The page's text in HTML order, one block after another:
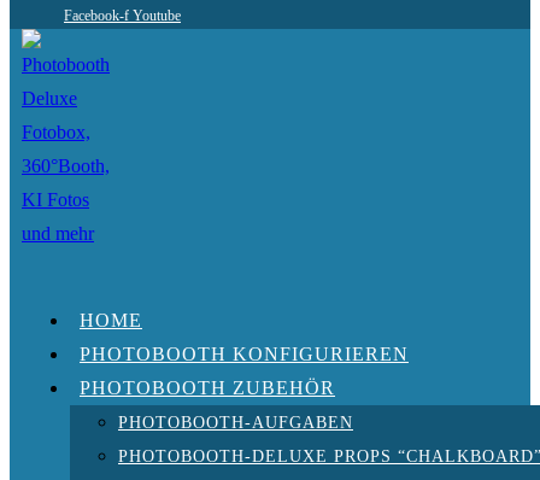
Facebook-f Youtube
HOME
PHOTOBOOTH KONFIGURIEREN
PHOTOBOOTH ZUBEHÖR
PHOTOBOOTH-AUFGABEN
PHOTOBOOTH-DELUXE PROPS